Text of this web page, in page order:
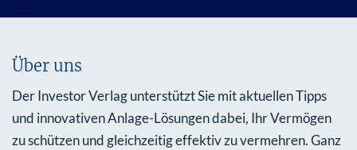
Über uns
Der Investor Verlag unterstützt Sie mit aktuellen Tipps
und innovativen Anlage-Lösungen dabei, Ihr Vermögen
zu schützen und gleichzeitig effektiv zu vermehren. Ganz